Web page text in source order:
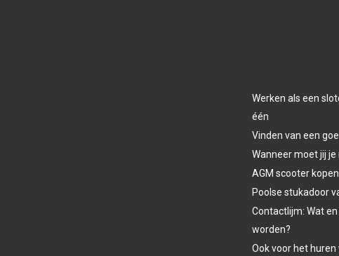
Werken als een
één
Vinden van een
Wanneer moet jij
AGM scooter kopen
Poolse stukadoor
Contactlijm: Wat
worden?
Ook voor het